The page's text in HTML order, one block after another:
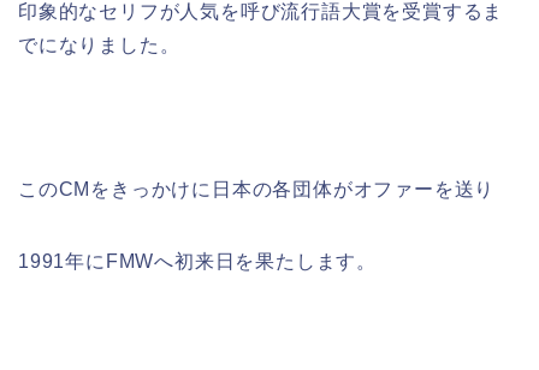
印象的なセリフが人気を呼び流行語大賞を受賞するま
でになりました。
このCMをきっかけに日本の各団体がオファーを送り
1991年にFMWへ初来日を果たします。